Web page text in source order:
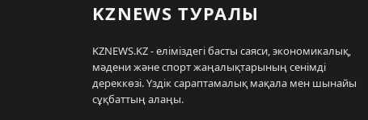
KZNEWS ТУРАЛЫ
KZNEWS.KZ - еліміздегі басты саяси, экономикалық,
мәдени және спорт жаңалықтарының сенімді
дереккөзі. Үздік сараптамалық мақала мен шынайы
сұқбаттың алаңы.